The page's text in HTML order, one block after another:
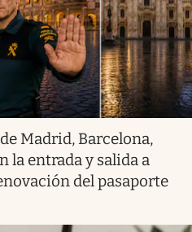
Madrid, Barcelona,
la entrada y salida a
del pasaporte